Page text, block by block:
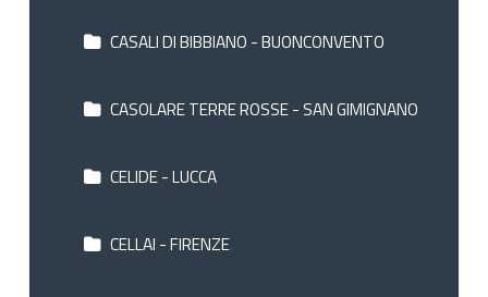
CASALI DI BIBBIANO - BUONCONVENTO
CASOLARE TERRE ROSSE - SAN GIMIGNANO
CELIDE - LUCCA
CELLAI - FIRENZE